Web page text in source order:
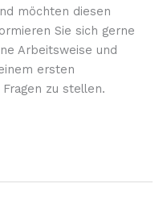
möchten diesen
Sie sich gerne
Arbeitsweise und
ersten
zu stellen.